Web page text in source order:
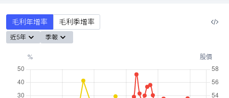
毛利年增率 毛利季增率
近5年 季報